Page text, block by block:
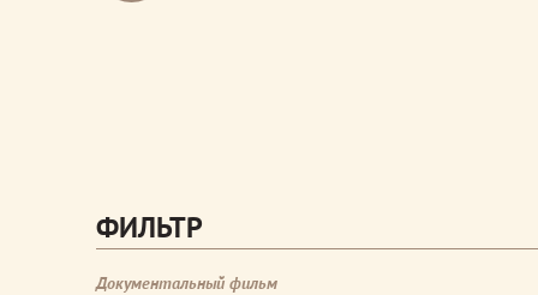
ФИЛЬТР
Документальный фильм